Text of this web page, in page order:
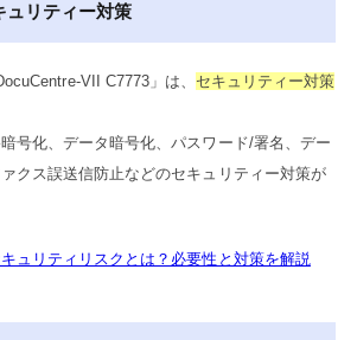
リティー対策
VII C7773」は、 セキュリティー対策
号化、データ暗号化、パスワード/署名、デー
クス誤送信防止などのセキュリティー対策が
ュリティリスクとは？必要性と対策を解説